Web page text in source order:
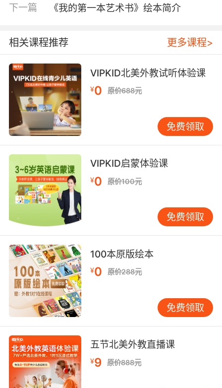
内容简介
《中秋节的故事》，由现任中国美术家协会主席
刘大为先生所画，他的工笔人物画造型严谨，线
条流畅，富有浓烈的生活气息。
每年农历八月十五日，是传统的中秋佳节。这时
是一年秋季的中期，所以被称为中秋。在中国的
农历里，一年分为四季，每季又分为孟、仲、季
三个部分，因而中秋也称仲秋。八月十五的月亮
比其他几个月的满月更圆，更明亮，所以又叫做
“月夕”，“八月节”。此夜，人们仰望天空如玉如盘
的朗朗明月，自然会期盼家人团聚。远在他乡的
游子，也借此寄托自己对故乡和亲人的思念之
情。所以，中秋又称“团圆节”。
我国人民在古代就有“秋暮夕月”的习俗。夕月，
即祭拜月神。到了周代，每逢中秋夜都要举行迎
寒和祭月。设大香案，摆上月饼、西瓜、苹果、
红枣、李子、葡萄等祭品，其中月饼和西瓜是绝
对不能少的。西瓜还要切成莲花状。在月下，将
月亮神像放在月亮的那个方向，红烛高燃，全家
人依次拜祭月亮，然后由当家主妇切开团圆月
饼。切的人预先算好全家共有多少人，在家的，
在外地的，都要算在一起，不能切多也不能切
少，大小要一样。
下一篇 《我的第一本艺术书》绘本简介
相关课程推荐 更多课程>
VIPKID北美外教试听体验课
¥0 原价688元
免费领取
VIPKID启蒙体验课
¥0 原价100元
免费领取
100本原版绘本
¥0 原价288元
免费领取
五节北美外教直播课
¥9 原价888元